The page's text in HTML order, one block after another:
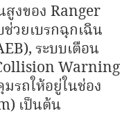
งของ Ranger
วยเบรกฉุกเฉิน
ระบบเตือน
Warning
รถให้อยู่ในช่อง
เป็นต้น